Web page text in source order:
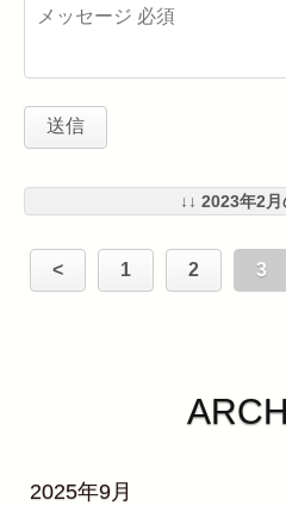
↓↓ 2023年2月
< 1 2 3
2025年9月